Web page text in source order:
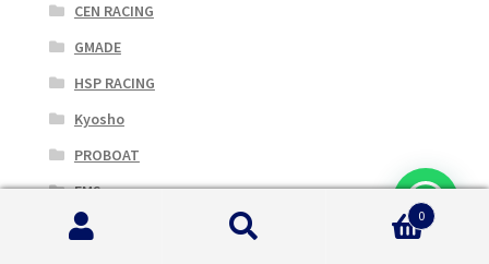
CEN RACING
GMADE
HSP RACING
Kyosho
PROBOAT
FMS
hubsan
0